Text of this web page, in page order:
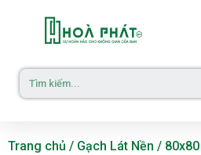
Trang chủ / Gạch Lát Nền / 80x80